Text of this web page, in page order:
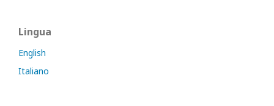
Lingua
English
Italiano